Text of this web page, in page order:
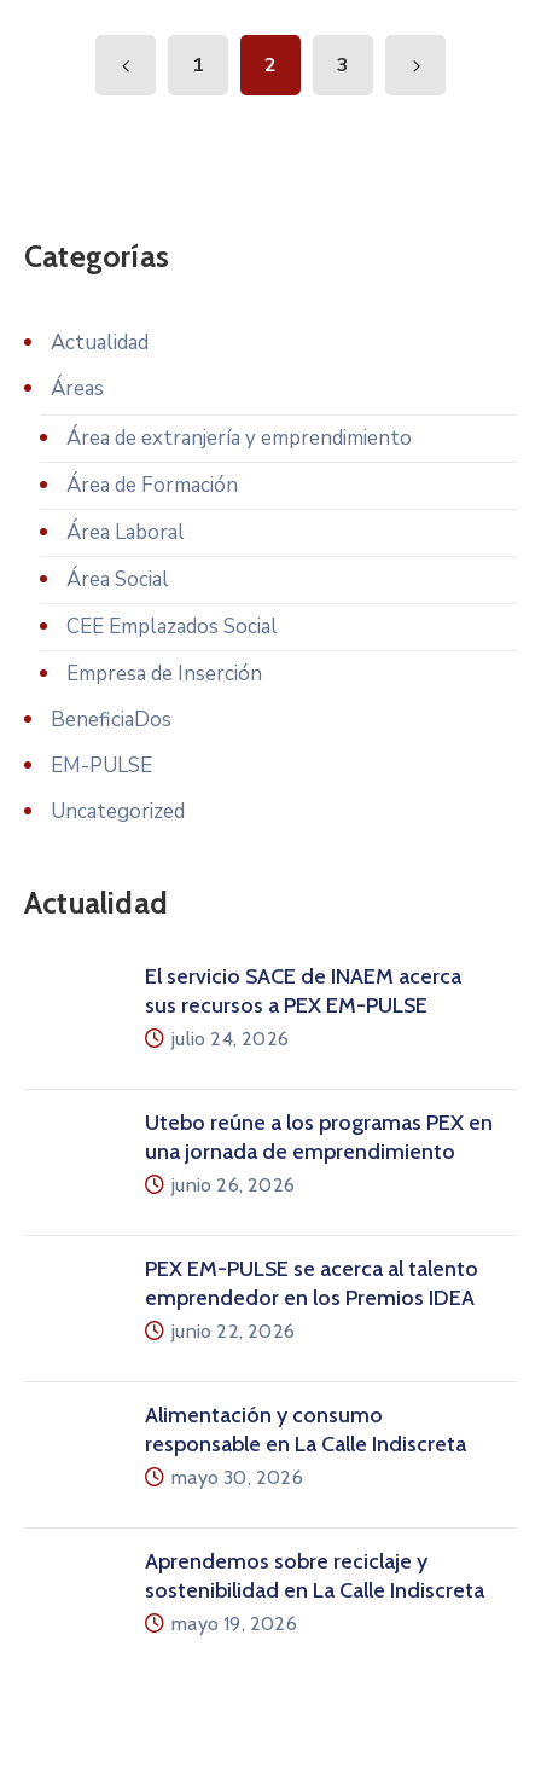
1 2 3
Categorías
Actualidad
Áreas
Área de extranjería y emprendimiento
Área de Formación
Área Laboral
Área Social
CEE Emplazados Social
Empresa de Inserción
BeneficiaDos
EM-PULSE
Uncategorized
Actualidad
El servicio SACE de INAEM acerca
sus recursos a PEX EM-PULSE
julio 24, 2026
Utebo reúne a los programas PEX en
una jornada de emprendimiento
junio 26, 2026
PEX EM-PULSE se acerca al talento
emprendedor en los Premios IDEA
junio 22, 2026
Alimentación y consumo
responsable en La Calle Indiscreta
mayo 30, 2026
Aprendemos sobre reciclaje y
sostenibilidad en La Calle Indiscreta
mayo 19, 2026